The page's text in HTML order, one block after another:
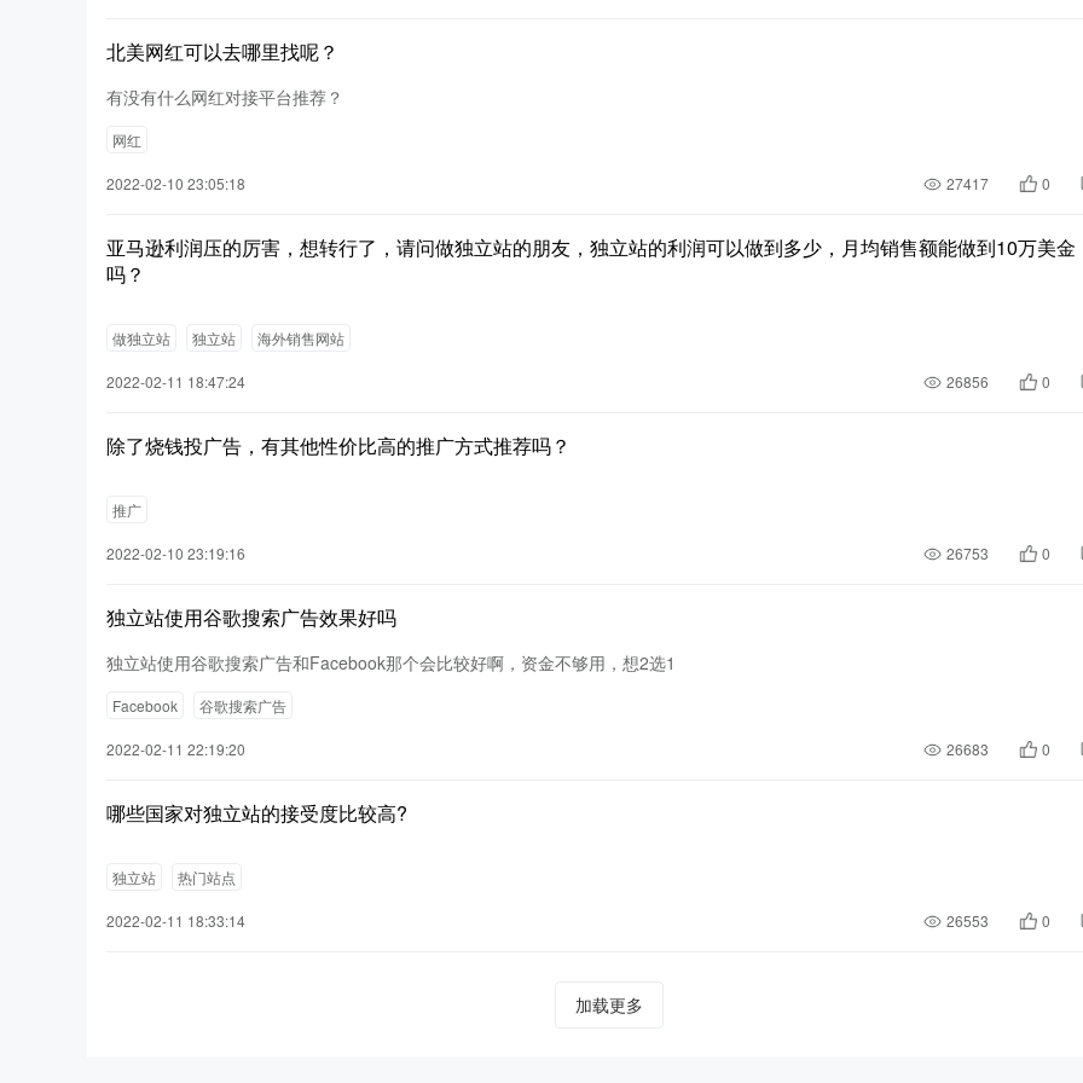
北美网红可以去哪里找呢？
有没有什么网红对接平台推荐？
网红
2022-02-10 23:05:18 27417 0
亚马逊利润压的厉害，想转行了，请问做独立站的朋友，独立站的利润可以做到多少，月均销售额能做到10万美金
吗？
做独立站 独立站 海外销售网站
2022-02-11 18:47:24 26856 0
除了烧钱投广告，有其他性价比高的推广方式推荐吗？
推广
2022-02-10 23:19:16 26753 0
独立站使用谷歌搜索广告效果好吗
独立站使用谷歌搜索广告和Facebook那个会比较好啊，资金不够用，想2选1
Facebook 谷歌搜索广告
2022-02-11 22:19:20 26683 0
哪些国家对独立站的接受度比较高?
独立站 热门站点
2022-02-11 18:33:14 26553 0
加载更多